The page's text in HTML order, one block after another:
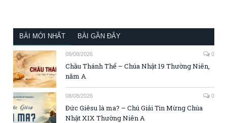
BÀI MỚI NHẤT BÀI GẦN ĐÂY
08/08/2026 0
Chầu Thánh Thể – Chúa Nhật 19 Thường Niên,
năm A
08/08/2026 0
Đức Giêsu là ma? – Chú Giải Tin Mừng Chúa
Nhật XIX Thường Niên A